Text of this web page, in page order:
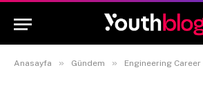
Anasayfa » Gündem » Engineering Career